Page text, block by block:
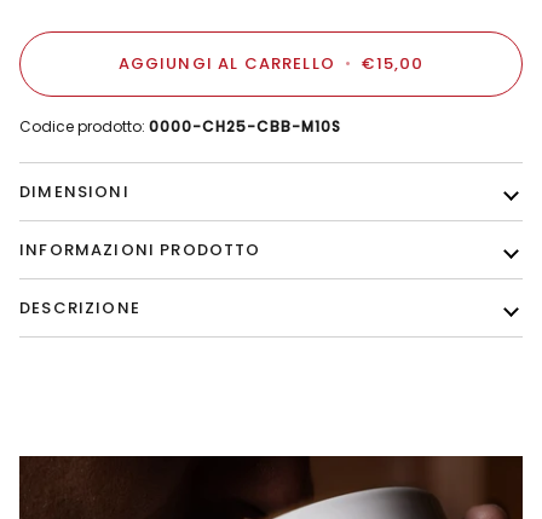
AGGIUNGI AL CARRELLO • €15,00
Codice prodotto: 0000-CH25-CBB-M10S
DIMENSIONI
INFORMAZIONI PRODOTTO
DESCRIZIONE